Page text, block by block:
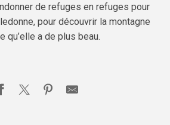
de refuges en refuges pour
pour découvrir la montagne
qu’elle a de plus beau.